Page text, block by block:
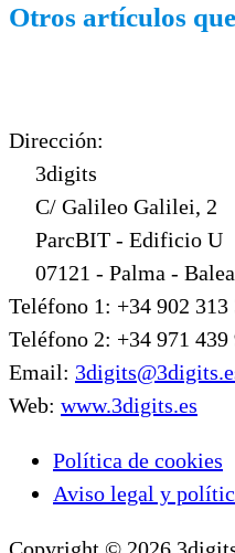
Otros artículos
Dirección:
3digits
C/ Galileo Galilei, 2
ParcBIT - Edificio U
07121 - Palma -
Teléfono 1: +34 902 313
Teléfono 2: +34 971 439
Email:
Web: www.3digits.es
Política de cookies
Aviso legal y
Copyright © 2026